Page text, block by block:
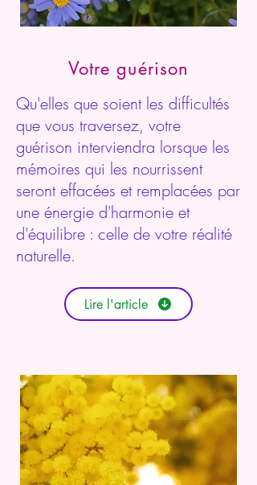
Votre guérison
Qu'elles que soient les difficultés
que vous traversez, votre
guérison interviendra lorsque les
mémoires qui les nourrissent
seront effacées et remplacées par
une énergie d'harmonie et
d'équilibre : celle de votre réalité
naturelle.
Lire l'article